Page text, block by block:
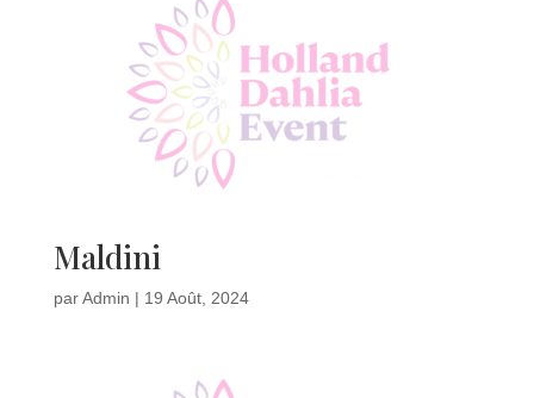
Maldini
parAdmin | 19 Août, 2024